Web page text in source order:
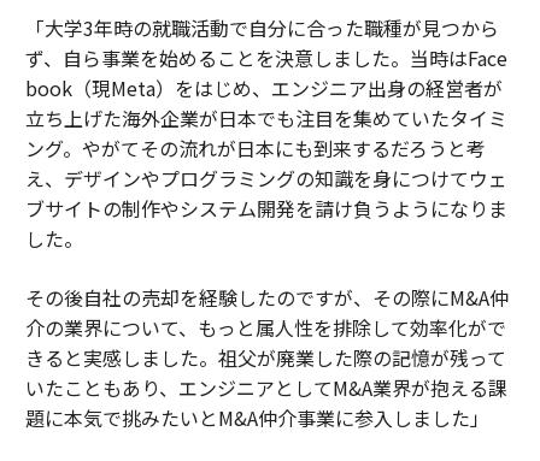
「大学3年時の就職活動で自分に合った職種が見つから
ず、自ら事業を始めることを決意しました。当時はFace
book（現Meta）をはじめ、エンジニア出身の経営者が
立ち上げた海外企業が日本でも注目を集めていたタイミ
ング。やがてその流れが日本にも到来するだろうと考
え、デザインやプログラミングの知識を身につけてウェ
ブサイトの制作やシステム開発を請け負うようになりま
した。
その後自社の売却を経験したのですが、その際にM&A仲
介の業界について、もっと属人性を排除して効率化がで
きると実感しました。祖父が廃業した際の記憶が残って
いたこともあり、エンジニアとしてM&A業界が抱える課
題に本気で挑みたいとM&A仲介事業に参入しました」